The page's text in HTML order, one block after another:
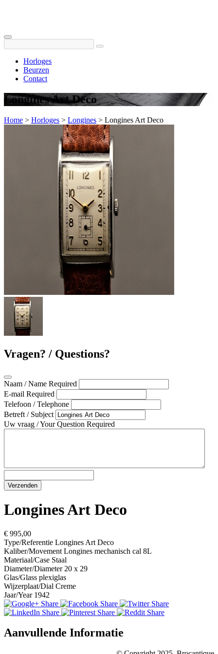
Horloges
Beurzen
Contact
Longines Art Deco
Home > Horloges > Longines > Longines Art Deco
Vragen? / Questions?
Naam / Name Required
E-mail Required
Telefoon / Telephone
Betreft / Subject
Uw vraag / Your Question Required
Longines Art Deco
€ 995,00
Type/Referentie Longines Art Deco
Kaliber/Movement Longines mechanisch cal 8L
Materiaal/Case Staal
Diameter/Diameter 20 x 29
Glas/Glass plexiglas
Wijzerplaat/Dial Creme
Jaar/Year 1942
Aanvullende Informatie